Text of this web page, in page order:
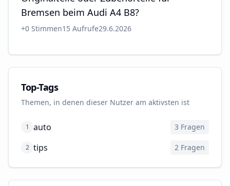
Bremsen beim Audi A4 B8?
+0 Stimmen15 Aufrufe29.6.2026
Top-Tags
Themen, in denen dieser Nutzer am aktivsten ist
1 auto 3 Fragen
2 tips 2 Fragen